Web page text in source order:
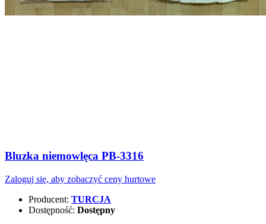
Bluzka niemowlęca PB-3316
Zaloguj się, aby zobaczyć ceny hurtowe
Producent: TURCJA
Dostępność: Dostępny